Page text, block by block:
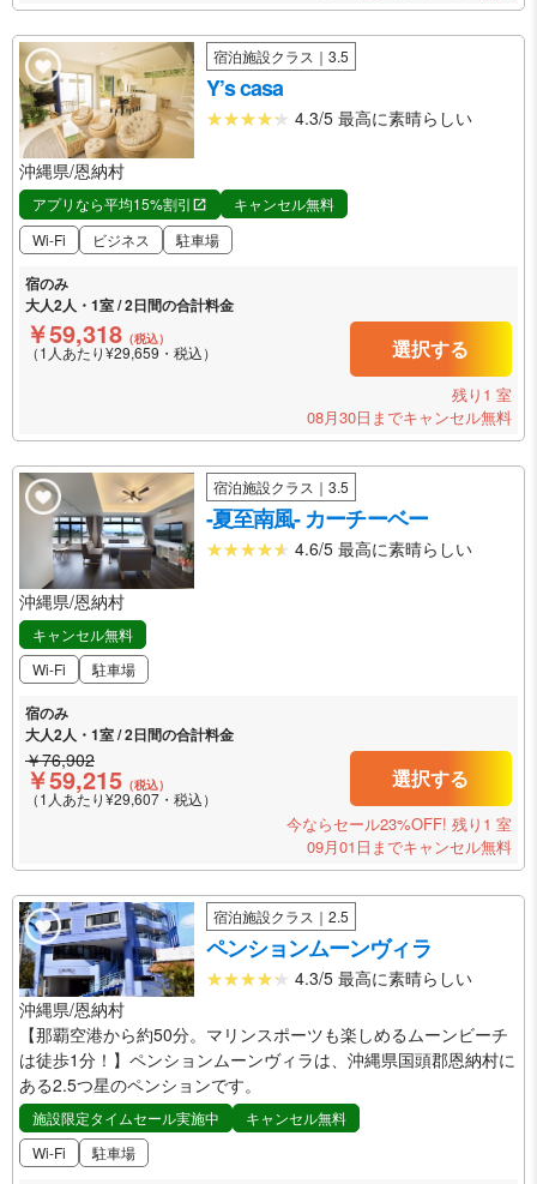
宿泊施設クラス｜3.5
Y’s casa
4.3/5 最高に素晴らしい
沖縄県/恩納村
アプリなら平均15%割引
キャンセル無料
Wi-Fi
ビジネス 駐車場
宿のみ
大人2人・1室 / 2日間の合計料金
￥59,318 （税込）
（1人あたり¥29,659・税込） 選択する
残り1 室
08月30日までキャンセル無料
宿泊施設クラス｜3.5
-夏至南風- カーチーベー
4.6/5 最高に素晴らしい
沖縄県/恩納村
キャンセル無料
Wi-Fi
駐車場
宿のみ
大人2人・1室 / 2日間の合計料金
￥76,902
￥59,215 （税込）
（1人あたり¥29,607・税込）
選択する
今ならセール23%OFF! 残り1 室
09月01日までキャンセル無料
宿泊施設クラス｜2.5
ペンションムーンヴィラ
4.3/5 最高に素晴らしい
沖縄県/恩納村
【那覇空港から約50分。マリンスポーツも楽しめるムーンビーチ
は徒歩1分！】ペンションムーンヴィラは、沖縄県国頭郡恩納村に
ある2.5つ星のペンションです。
施設限定タイムセール実施中
キャンセル無料
Wi-Fi
駐車場